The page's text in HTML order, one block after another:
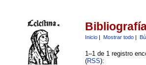
Inicio| Mostrar todo|
1–1 de 1 registro
(RSS):